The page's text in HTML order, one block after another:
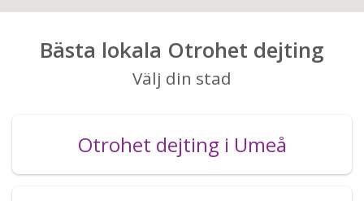
Bästa lokala Otrohet dejting
Välj din stad
Otrohet dejting i Umeå